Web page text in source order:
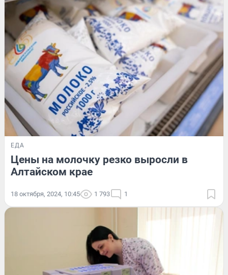
ЕДА
Цены на молочку резко выросли в
Алтайском крае
18 октября, 2024, 10:45 1 793 1